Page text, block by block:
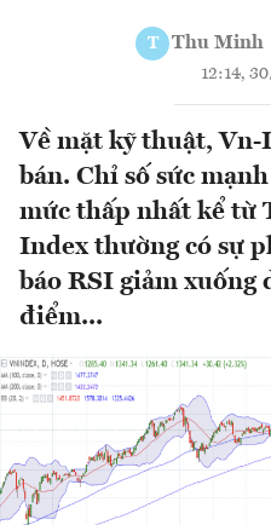
T Thu Minh
12:14,
Về mặt kỹ thuật, Vn-
bán. Chỉ số sức
mức thấp nhất kể từ
Index thường có sự
báo RSI giảm xuống
điểm...